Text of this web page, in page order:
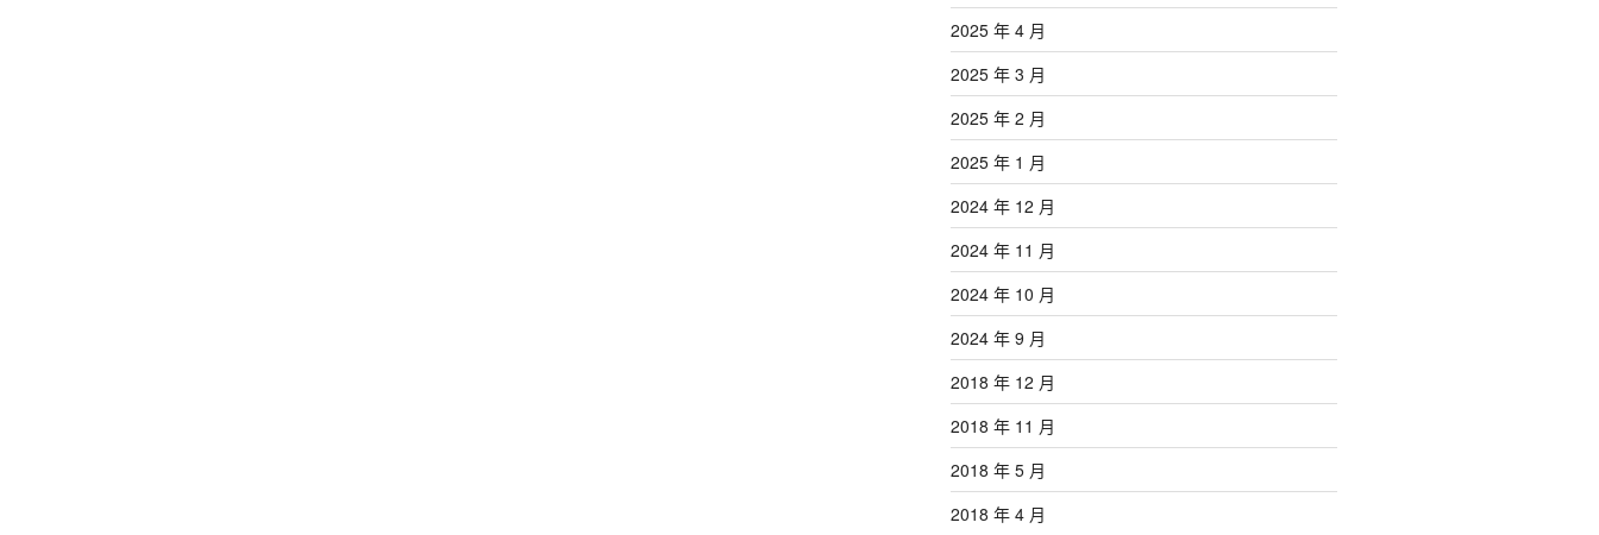
2025 年 4 月
2025 年 3 月
2025 年 2 月
2025 年 1 月
2024 年 12 月
2024 年 11 月
2024 年 10 月
2024 年 9 月
2018 年 12 月
2018 年 11 月
2018 年 5 月
2018 年 4 月